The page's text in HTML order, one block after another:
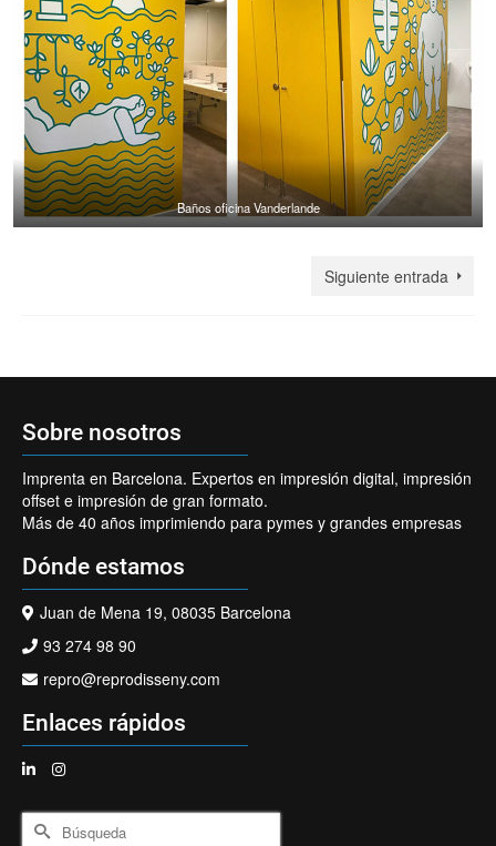
Baños oficina Vanderlande
Siguiente entrada
Sobre nosotros
Imprenta en Barcelona. Expertos en impresión digital, impresión
offset e impresión de gran formato.
Más de 40 años imprimiendo para pymes y grandes empresas
Dónde estamos
Juan de Mena 19, 08035 Barcelona
93 274 98 90
repro@reprodisseny.com
Enlaces rápidos
Buscar